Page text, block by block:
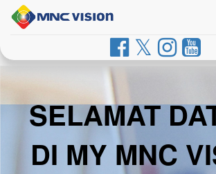
SELAMAT
DI MY MNC